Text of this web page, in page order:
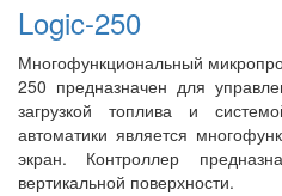
Logic-250
Многофункциональный
250 предназначен для
загрузкой топлива и
автоматики является
экран. Контроллер
вертикальной поверхности.